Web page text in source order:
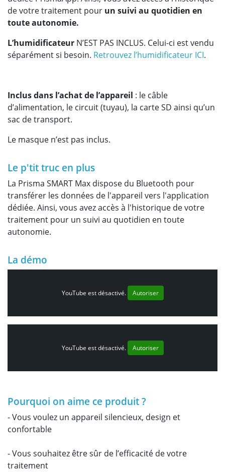
de votre traitement pour un suivi au quotidien en
toute autonomie.
L’humidificateur N’EST PAS INCLUS. Celui-ci est vendu
séparément si besoin. Retrouvez l’humidificateur ICI.
Inclus dans l’achat de l’appareil : le câble
d’alimentation, le circuit (tuyau), la carte SD ainsi qu’un
sac de transport.
Le masque n’est pas inclus.
Le p'tit truc en plus
La Prisma SMART Max dispose du Bluetooth pour
transférer les données de l'appareil vers l'application
dédiée. Ainsi, vous avez accès à l'historique de votre
traitement pour un suivi au quotidien en toute
autonomie.
La démo
YouTube est désactivé. Autoriser
YouTube est désactivé. Autoriser
Pourquoi on aime ce produit ?
- Vous voulez un appareil silencieux, design et
confortable
- Vous souhaitez être sûr de l’efficacité de votre
traitement